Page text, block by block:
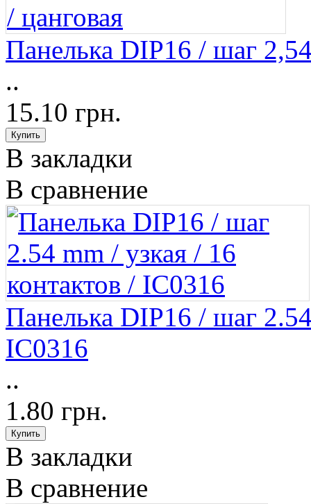
Панелька DIP16 / шаг
..
15.10 грн.
В закладки
В сравнение
Панелька DIP16 / шаг
IC0316
..
1.80 грн.
В закладки
В сравнение